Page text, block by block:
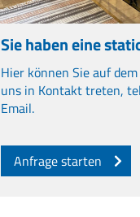
Sie haben eine
Hier können Sie auf
uns in Kontakt treten,
Email.
Anfrage starten